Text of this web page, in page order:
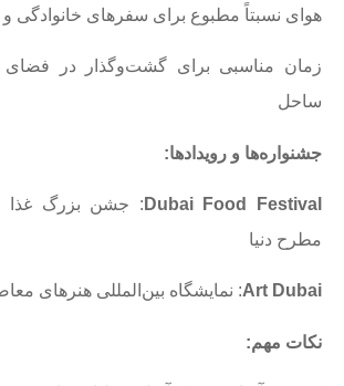
هوای نسبتاً مطبوع برای سفرهای خانوادگی و
زمان مناسبی برای گشت‌وگذار در فضای
ساحل
جشنواره‌ها و رویدادها:
Dubai Food Festival : جشن بزرگ غذا
مطرح دنیا
Art Dubai: نمایشگاه بین‌المللی هنرهای
نکات مهم: